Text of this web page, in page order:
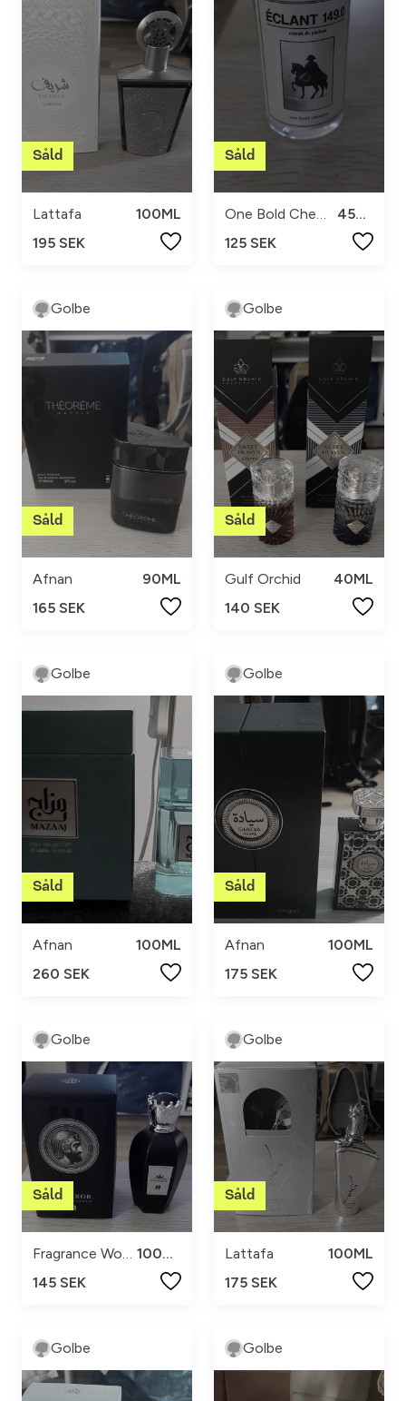
Lattafa
100ML
195 SEK
45ML
125 SEK
Golbe
Afnan
90ML
165 SEK
Golbe
Gulf Orchid
40ML
140 SEK
Golbe
Afnan
100ML
260 SEK
Golbe
Afnan
100ML
175 SEK
Golbe
Fragrance World
100ML
145 SEK
Golbe
Lattafa
100ML
175 SEK
Golbe Golbe